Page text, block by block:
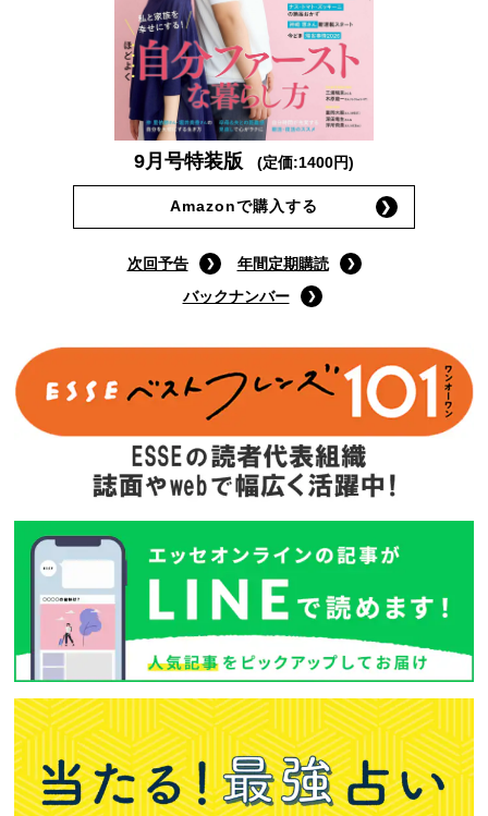
9月号特装版 (定価:1400円)
Amazonで購入する
次回予告
年間定期購読
バックナンバー